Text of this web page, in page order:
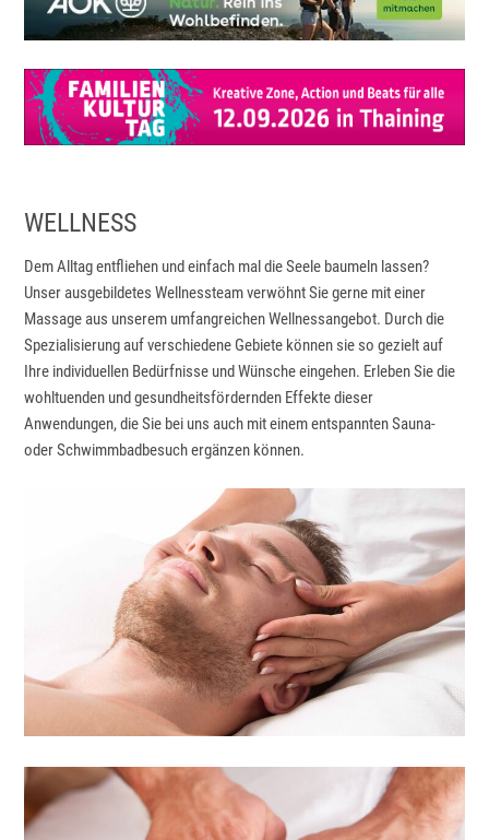
WELLNESS
Dem Alltag entfliehen und einfach mal die Seele baumeln lassen?
Unser ausgebildetes Wellnessteam verwöhnt Sie gerne mit einer
Massage aus unserem umfangreichen Wellnessangebot. Durch die
Spezialisierung auf verschiedene Gebiete können sie so gezielt auf
Ihre individuellen Bedürfnisse und Wünsche eingehen. Erleben Sie die
wohltuenden und gesundheitsfördernden Effekte dieser
Anwendungen, die Sie bei uns auch mit einem entspannten Sauna-
oder Schwimmbadbesuch ergänzen können.